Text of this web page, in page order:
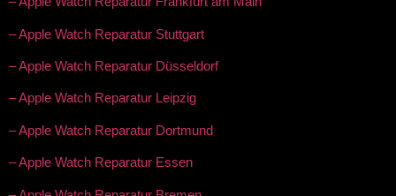
– Apple Watch Reparatur Stuttgart
– Apple Watch Reparatur Düsseldorf
– Apple Watch Reparatur Leipzig
– Apple Watch Reparatur Dortmund
– Apple Watch Reparatur Essen